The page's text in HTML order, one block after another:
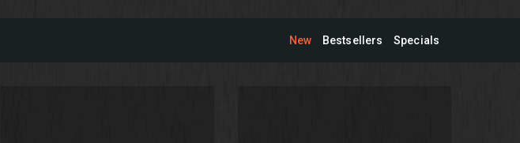
New Bestsellers Specials